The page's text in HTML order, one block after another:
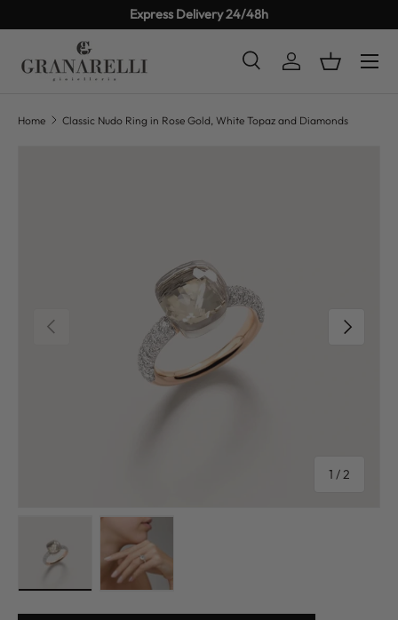
SKIP TO CONTENT
Express Delivery 24/48h
SearchLog inBasket
Home Classic Nudo Ring in Rose Gold, White Topaz and Diamonds
PREVIOUS
1 / of
2
NEXT